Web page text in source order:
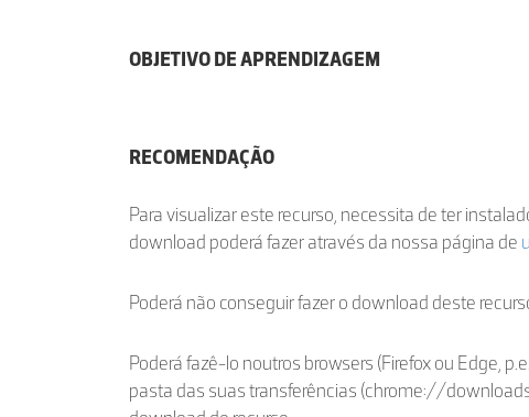
OBJETIVO DE APRENDIZAGEM
RECOMENDAÇÃO
Para visualizar este recurso, necessita de ter
download poderá fazer através da nossa página de
Poderá não conseguir fazer o download deste
Poderá fazê-lo noutros browsers (Firefox ou Edge,
pasta das suas transferências (chrome://